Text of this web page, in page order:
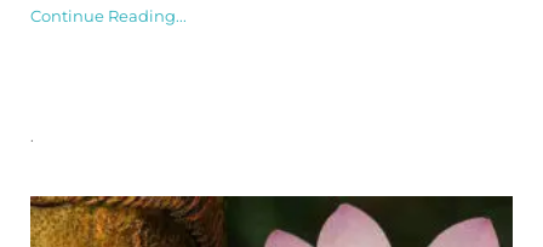
Continue Reading...
.